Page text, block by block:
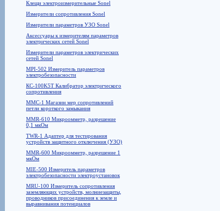
Клещи электроизмерительные Sonel
Измерители сопротивления Sonel
Измерители параметров УЗО Sonel
Аксессуары к измерителям параметров
электрических сетей Sonel
Измерители параметров электрических
сетей Sonel
MPI-502 Измеритель параметров
электробезопасности
КС-100K5T Калибратор электрического
сопротивления
MMC-1 Магазин мер сопротивлений
петли короткого замыкания
MMR-610 Микроомметр, разрешение
0,1 мкОм
TWR-1 Адаптер для тестирования
устройств защитного отключения (УЗО)
MMR-600 Микроомметр, разрешение 1
мкОм
MIE-500 Измеритель параметров
электробезопасности электроустановок
MRU-100 Измеритель сопротивления
заземляющих устройств, молниезащиты,
проводников присоединения к земле и
выравнивания потенциалов